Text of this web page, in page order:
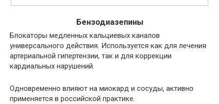
Бензодиазепины
Блокаторы медленных кальциевых каналов
универсального действия. Используется как для лечения
артериальной гипертензии, так и для коррекции
кардиальных нарушений.
Одновременно влияют на миокард и сосуды, активно
применяется в российской практике.